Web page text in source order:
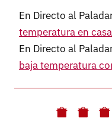
En Directo al
temperatura en casa
En Directo al
baja temperatura